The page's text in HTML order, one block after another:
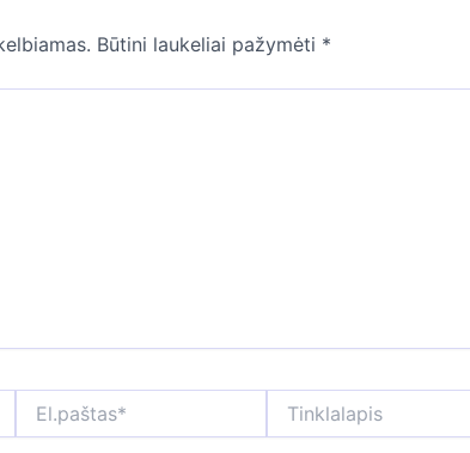
Būtini laukeliai pažymėti *